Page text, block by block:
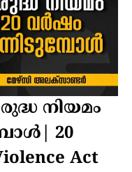
നിയമം
20
Act